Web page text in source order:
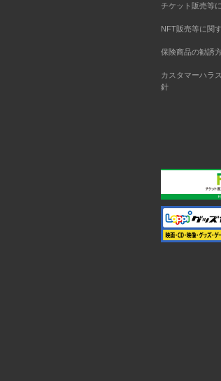
チケット販売等
NFT販売等に関
保険商品の勧誘
カスタマーハラ
針